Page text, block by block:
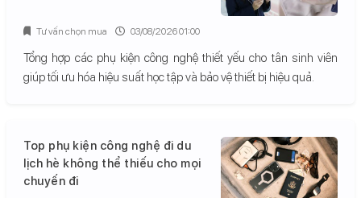
Tổng hợp các phụ kiện công nghệ thiết yếu cho tân sinh viên
giúp tối ưu hóa hiệu suất học tập và bảo vệ thiết bị hiệu quả.
Tư vấn chọn mua 03/08/2026 01:00
Top phụ kiện công nghệ đi du
lịch hè không thể thiếu cho mọi
chuyến đi